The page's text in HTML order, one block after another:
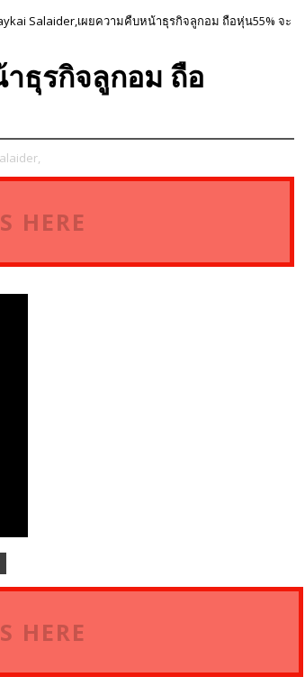
Salaider,เผยความคืบหน้าธุรกิจลูกอม ถือหุ่น55% จะ
ธุรกิจลูกอม ถือ
HERE
HERE